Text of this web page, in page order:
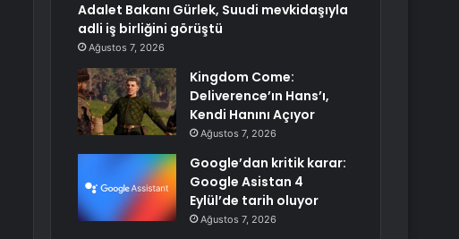
Adalet Bakanı Gürlek, Suudi mevkidaşıyla
adli iş birliğini görüştü
Ağustos 7, 2026
Kingdom Come:
Deliverence’ın Hans’ı,
Kendi Hanını Açıyor
Ağustos 7, 2026
Google’dan kritik karar:
Google Asistan 4
Eylül’de tarih oluyor
Ağustos 7, 2026